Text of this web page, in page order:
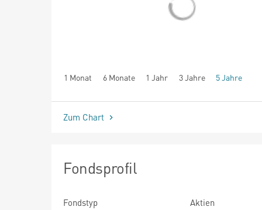
1 Monat 6 Monate 1 Jahr 3 Jahre 5 Jahre
seit Beginn
Zum Chart
Fondsprofil
Fondstyp
Aktien